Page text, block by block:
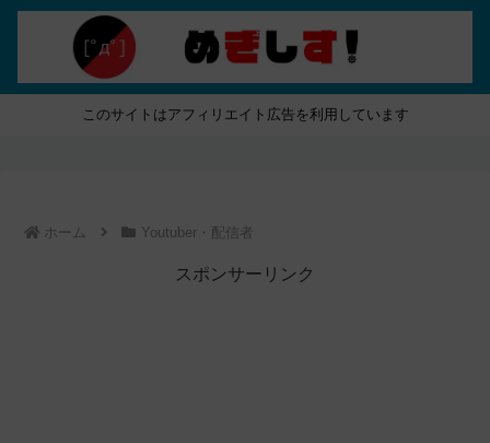
このサイトはアフィリエイト広告を利用しています
ホーム Youtuber・配信者
スポンサーリンク